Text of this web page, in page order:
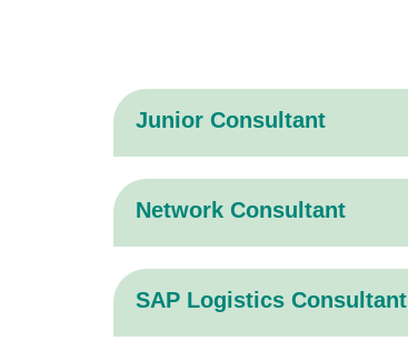
Junior Consultant
Network Consultant
SAP Logistics Consultant